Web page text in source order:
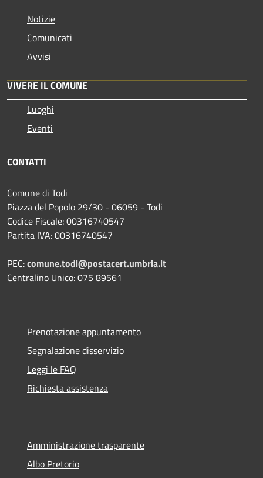
Notizie
Comunicati
Avvisi
VIVERE IL COMUNE
Luoghi
Eventi
CONTATTI
Comune di Todi
Piazza del Popolo 29/30 - 06059 - Todi
Codice Fiscale: 00316740547
Partita IVA: 00316740547
PEC:comune.todi@postacert.umbria.it
Centralino Unico: 075 89561
Prenotazione appuntamento
Segnalazione disservizio
Leggi le FAQ
Richiesta assistenza
Amministrazione trasparente
Albo Pretorio